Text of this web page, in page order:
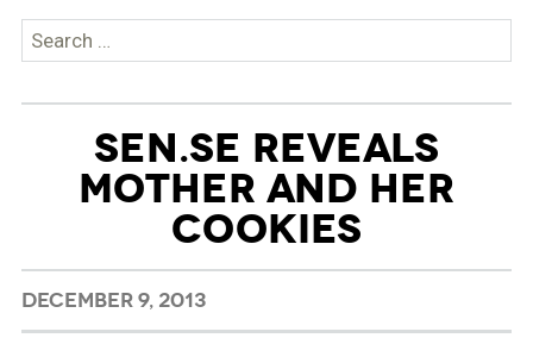
Search
for:
SEN.SE REVEALS
MOTHER AND HER
COOKIES
DECEMBER 9, 2013